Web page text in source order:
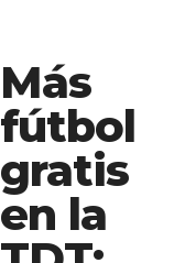
Más
fútbol
gratis
en la